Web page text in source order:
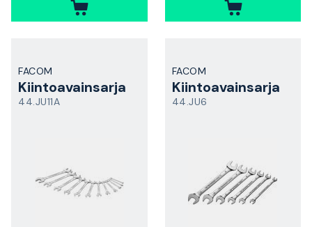
FACOM
Kiintoavainsarja
44.JU11A
FACOM
Kiintoavainsarja
44.JU6